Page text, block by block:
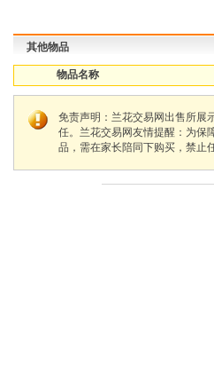
其他物品
物品名称
免责声明：兰花交易网出售所展
任。兰花交易网友情提醒：为保
品，需在家长陪同下购买，禁止